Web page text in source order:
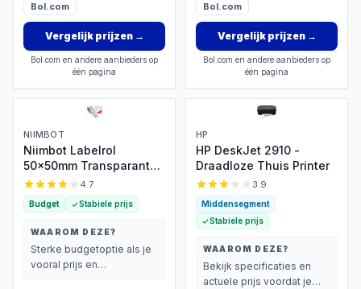
Bol.com
Vergelijk prijzen→
Bol.com en andere aanbieders op
één pagina
Bol.com
Vergelijk prijzen→
Bol.com en andere aanbieders op
één pagina
NIIMBOT
Niimbot Labelrol
50x50mm Transparant
Rond – 150 stuks
4.7
Budget Stabiele prijs
WAAROM DEZE?
Sterke budgetoptie als je
vooral prijs en
HP
HP DeskJet 2910 -
Draadloze Thuis Printer
3.9
Middensegment
Stabiele prijs
WAAROM DEZE?
Bekijk specificaties en
actuele prijs voordat je